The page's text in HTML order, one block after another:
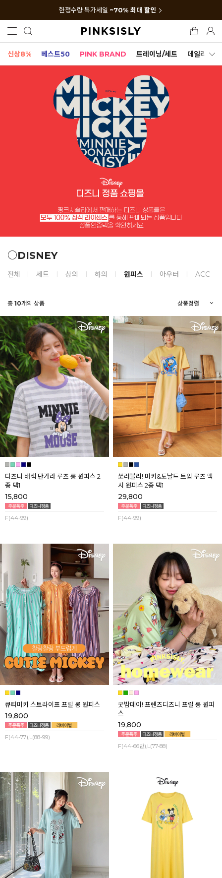
한정수량 특가세일 ~70% 최대 할인
신상8% 베스트50 PINK BRAND 트레이닝/세트 데일리세트
○DISNEY
전체 세트 상의 하의 원피스 아우터 ACC
총 10개의 상품
디즈니 배색 단가라 루즈 롱 원피스 2
종 택1
15,800
F(44-99)
쏘러블리! 미키&도날드 트임 루즈 맥
시 원피스 2종 택1
29,800
F(44-99)
큐티미키 스트라이프 프릴 롱 원피스
19,800
F(44-77),L(88-99)
굿밤데이! 프렌즈디즈니 프릴 롱 원피
스
19,800
F(44-66반),L(77-88)